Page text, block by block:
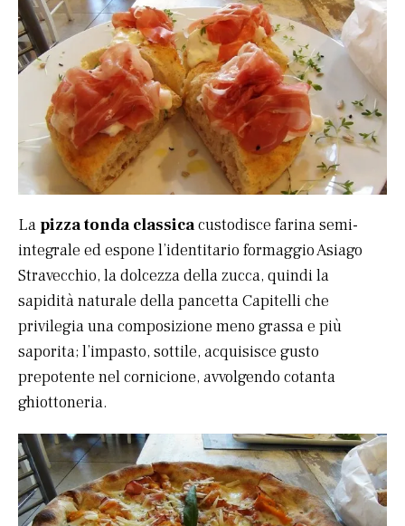
La pizza tonda classicacustodisce farina semi-
integrale ed espone l’identitario formaggio Asiago
Stravecchio, la dolcezza della zucca, quindi la
sapidità naturale della pancetta Capitelli che
privilegia una composizione meno grassa e più
saporita; l’impasto, sottile, acquisisce gusto
prepotente nel cornicione, avvolgendo cotanta
ghiottoneria.